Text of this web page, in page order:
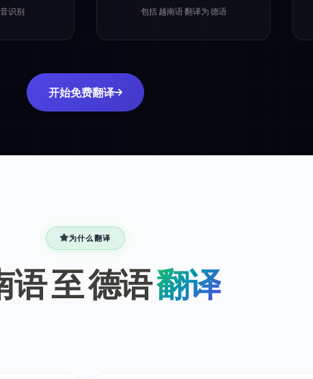
识别 包括 越南语 翻译为 德语
开始免费翻译
为什么翻译
语 至 德语翻译